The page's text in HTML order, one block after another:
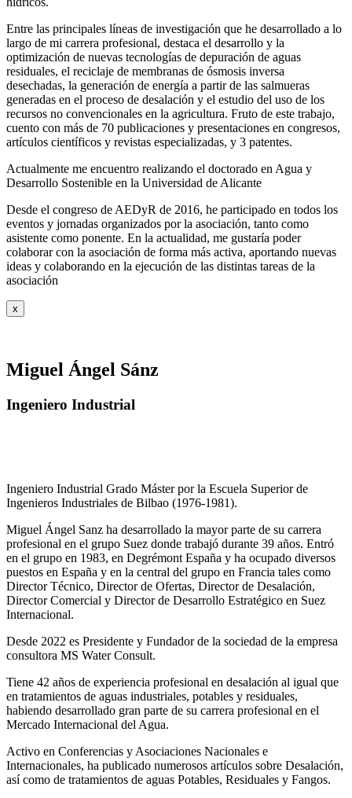
Entre las principales líneas de investigación que he desarrollado a lo
largo de mi carrera profesional, destaca el desarrollo y la
optimización de nuevas tecnologías de depuración de aguas
residuales, el reciclaje de membranas de ósmosis inversa
desechadas, la generación de energía a partir de las salmueras
generadas en el proceso de desalación y el estudio del uso de los
recursos no convencionales en la agricultura. Fruto de este trabajo,
cuento con más de 70 publicaciones y presentaciones en congresos,
artículos científicos y revistas especializadas, y 3 patentes.
Actualmente me encuentro realizando el doctorado en Agua y
Desarrollo Sostenible en la Universidad de Alicante
Desde el congreso de AEDyR de 2016, he participado en todos los
eventos y jornadas organizados por la asociación, tanto como
asistente como ponente. En la actualidad, me gustaría poder
colaborar con la asociación de forma más activa, aportando nuevas
ideas y colaborando en la ejecución de las distintas tareas de la
asociación
x
Miguel Ángel Sánz
Ingeniero Industrial
Ingeniero Industrial Grado Máster por la Escuela Superior de
Ingenieros Industriales de Bilbao (1976-1981).
Miguel Ángel Sanz ha desarrollado la mayor parte de su carrera
profesional en el grupo Suez donde trabajó durante 39 años. Entró
en el grupo en 1983, en Degrémont España y ha ocupado diversos
puestos en España y en la central del grupo en Francia tales como
Director Técnico, Director de Ofertas, Director de Desalación,
Director Comercial y Director de Desarrollo Estratégico en Suez
Internacional.
Desde 2022 es Presidente y Fundador de la sociedad de la empresa
consultora MS Water Consult.
Tiene 42 años de experiencia profesional en desalación al igual que
en tratamientos de aguas industriales, potables y residuales,
habiendo desarrollado gran parte de su carrera profesional en el
Mercado Internacional del Agua.
Activo en Conferencias y Asociaciones Nacionales e
Internacionales, ha publicado numerosos artículos sobre Desalación,
así como de tratamientos de aguas Potables, Residuales y Fangos.